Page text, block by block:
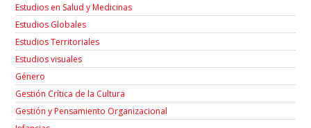
Estudios en Salud y Medicinas
Estudios Globales
Estudios Territoriales
Estudios visuales
Género
Gestión Crítica de la Cultura
Gestión y Pensamiento Organizacional